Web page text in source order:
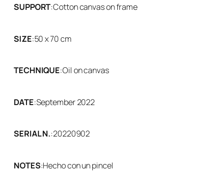
SUPPORT:Cotton canvas on frame
SIZE:50 x 70 cm
TECHNIQUE:Oil on canvas
DATE:September 2022
SERIAL N.:20220902
NOTES:Hecho con un pincel